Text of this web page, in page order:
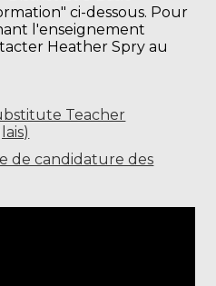
ci-dessous. Pour
l'enseignement
Heather Spry au
Teacher
de candidature des